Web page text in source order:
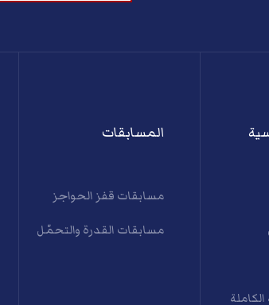
المسابقات
مسابقات قفز الحواجز
مسابقات القدرة والتحمّل